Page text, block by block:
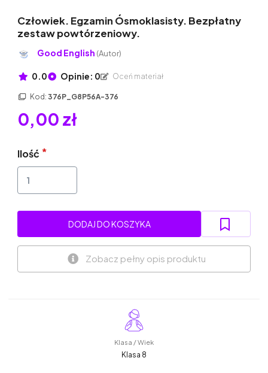
Człowiek. Egzamin Ósmoklasisty. Bezpłatny
zestaw powtórzeniowy.
Good English (Autor)
0.0 Opinie: 0 Oceń materiał
Kod: 376P_G8P56A-376
0,00 zł
Ilość
DODAJ DO KOSZYKA
Zobacz pełny opis produktu
Klasa / Wiek
Klasa 8